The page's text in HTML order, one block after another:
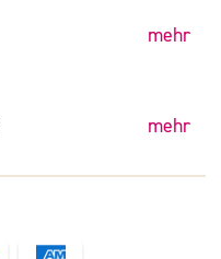
mehr
mehr